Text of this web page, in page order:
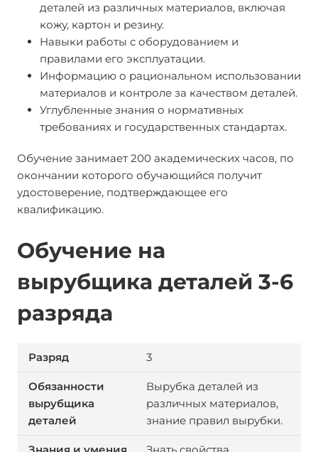
деталей из различных материалов, включая
кожу, картон и резину.
Навыки работы с оборудованием и
правилами его эксплуатации.
Информацию о рациональном использовании
материалов и контроле за качеством деталей.
Углубленные знания о нормативных
требованиях и государственных стандартах.
Обучение занимает 200 академических часов, по
окончании которого обучающийся получит
удостоверение, подтверждающее его
квалификацию.
Обучение на
вырубщика деталей 3-6
разряда
3
Вырубка деталей из
различных материалов,
знание правил вырубки.